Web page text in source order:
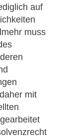
auf
muss
mit